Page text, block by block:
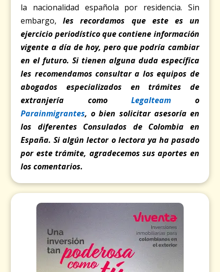
la nacionalidad española por residencia. Sin
embargo, les recordamos que este es un
ejercicio periodístico que contiene información
vigente a día de hoy, pero que podría cambiar
en el futuro. Si tienen alguna duda específica
les recomendamos consultar a los equipos de
abogados especializados en trámites de
extranjería comoLegalteam o
Parainmigrantes, o bien solicitar asesoría en
los diferentes Consulados de Colombia en
España. Si algún lector o lectora ya ha pasado
por este trámite, agradecemos sus aportes en
los comentarios.